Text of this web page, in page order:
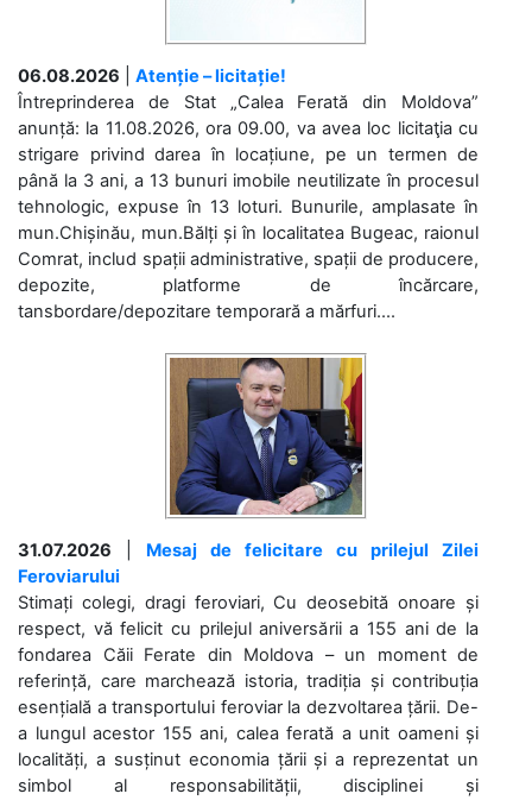
06.08.2026
Atenție – licitație!
Întreprinderea de Stat „Calea Ferată din Moldova”
anunță: la 11.08.2026, ora 09.00, va avea loc licitaţia cu
strigare privind darea în locațiune, pe un termen de
până la 3 ani, a 13 bunuri imobile neutilizate în procesul
tehnologic, expuse în 13 loturi. Bunurile, amplasate în
mun.Chișinău, mun.Bălți și în localitatea Bugeac, raionul
Comrat, includ spații administrative, spații de producere,
depozite, platforme de încărcare,
tansbordare/depozitare temporară a mărfuri....
31.07.2026
Mesaj de felicitare cu prilejul Zilei
Feroviarului
Stimați colegi, dragi feroviari, Cu deosebită onoare și
respect, vă felicit cu prilejul aniversării a 155 ani de la
fondarea Căii Ferate din Moldova – un moment de
referință, care marchează istoria, tradiția și contribuția
esențială a transportului feroviar la dezvoltarea țării. De-
a lungul acestor 155 ani, calea ferată a unit oameni și
localități, a susținut economia țării și a reprezentat un
simbol al responsabilității, disciplinei și